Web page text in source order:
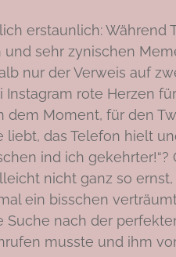
erstaunlich: Während
und sehr zynischen
nur der Verweis auf
Instagram rote Herzen
dem Moment, für den
liebt, das Telefon hielt
ind ich gekehrter!“?
nicht ganz so
ein bisschen
Suche nach der
musste und ihm